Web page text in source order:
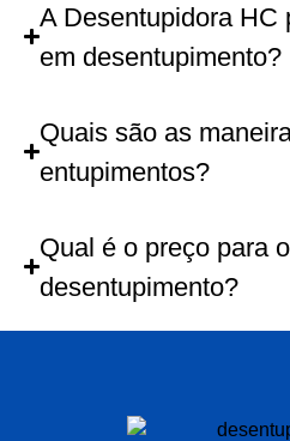
A Desentupidora HC
em desentupimento?
Quais são as
entupimentos?
Qual é o preço para
desentupimento?